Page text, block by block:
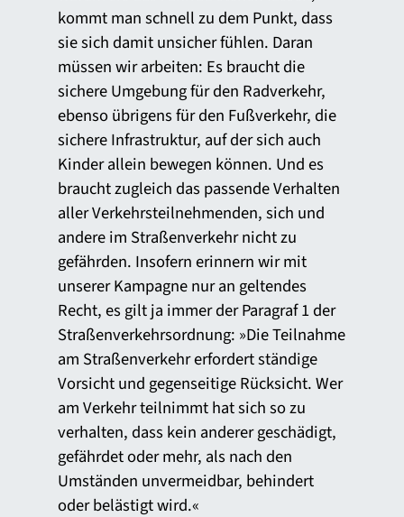
kommt man schnell zu dem Punkt, dass
sie sich damit unsicher fühlen. Daran
müssen wir arbeiten: Es braucht die
sichere Umgebung für den Radverkehr,
ebenso übrigens für den Fußverkehr, die
sichere Infrastruktur, auf der sich auch
Kinder allein bewegen können. Und es
braucht zugleich das passende Verhalten
aller Verkehrsteilnehmenden, sich und
andere im Straßenverkehr nicht zu
gefährden. Insofern erinnern wir mit
unserer Kampagne nur an geltendes
Recht, es gilt ja immer der Paragraf 1 der
Straßenverkehrsordnung: »Die Teilnahme
am Straßenverkehr erfordert ständige
Vorsicht und gegenseitige Rücksicht. Wer
am Verkehr teilnimmt hat sich so zu
verhalten, dass kein anderer geschädigt,
gefährdet oder mehr, als nach den
Umständen unvermeidbar, behindert
oder belästigt wird.«